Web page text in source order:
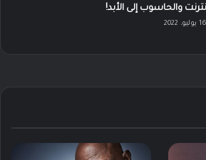
والحاسوب إلى الأبد!
16 يوليو، 2022